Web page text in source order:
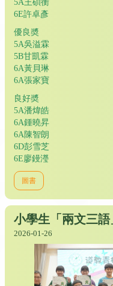
5A王碩衡
6E許卓彥
優良奬
5A吳溢霖
5B甘凱霖
6A黃貝琳
6A張家寶
良好奬
5A潘煒皓
6A鍾曉昇
6A陳智朗
6D彭雪芝
6E廖鏝瀅
圖書
小學生「兩文三
2026-01-26